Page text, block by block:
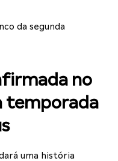
da segunda
no
temporada
uma história